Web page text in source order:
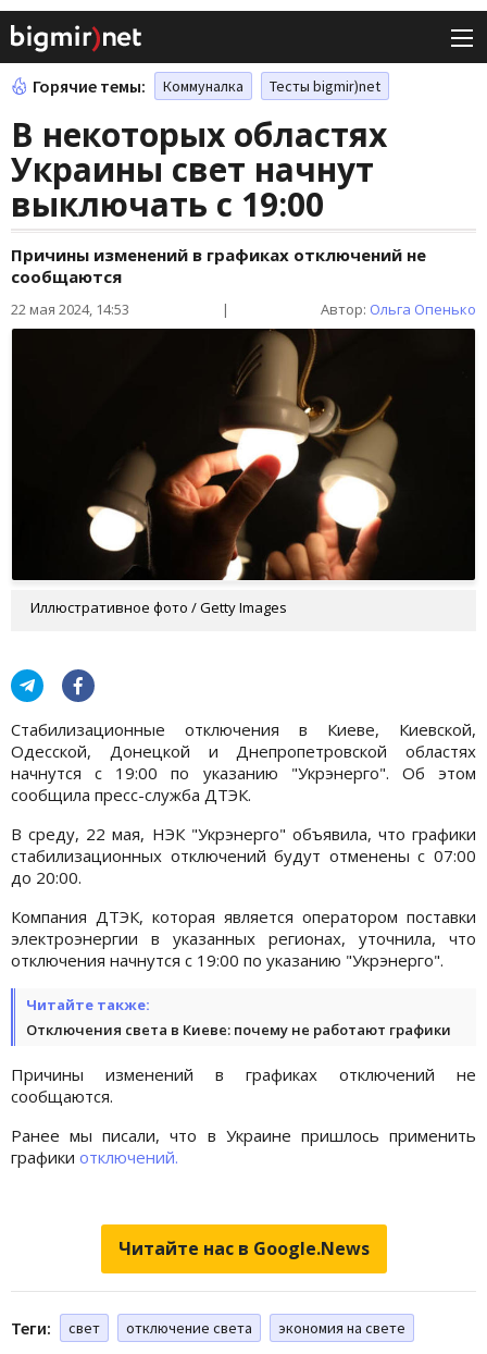
Горячие темы: Коммуналка Тесты bigmir)net
В некоторых областях
Украины свет начнут
выключать с 19:00
Причины изменений в графиках отключений не
сообщаются
22 мая 2024, 14:53 | Автор: Ольга Опенько
Иллюстративное фото / Getty Images
Стабилизационные отключения в Киеве, Киевской,
Одесской, Донецкой и Днепропетровской областях
начнутся с 19:00 по указанию "Укрэнерго". Об этом
сообщила пресс-служба ДТЭК.
В среду, 22 мая, НЭК "Укрэнерго" объявила, что графики
стабилизационных отключений будут отменены с 07:00
до 20:00.
Компания ДТЭК, которая является оператором поставки
электроэнергии в указанных регионах, уточнила, что
отключения начнутся с 19:00 по указанию "Укрэнерго".
Читайте также:
Отключения света в Киеве: почему не работают графики
Причины изменений в графиках отключений не
сообщаются.
Ранее мы писали, что в Украине пришлось применить
графики отключений.
Читайте нас в Google.News
Теги: свет отключение света экономия на свете